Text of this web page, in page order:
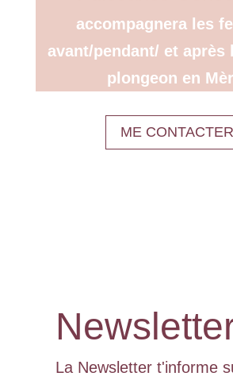
accompagnera les
avant/pendant/ et après
plongeon en
ME CONTACTER
La Newsletter t'informe